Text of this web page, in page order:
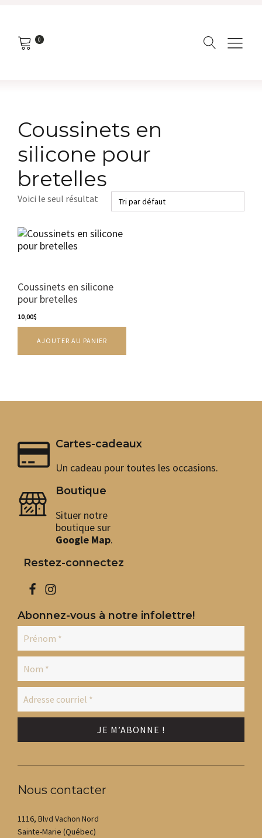
0
Coussinets en
silicone pour
bretelles
Voici le seul résultat
Coussinets en silicone
pour bretelles
10,00$
AJOUTER AU PANIER
Cartes-cadeaux
Un cadeau pour toutes les occasions.
Boutique
Situer notre
boutique sur
Google Map.
Restez-connectez
Abonnez-vous à notre infolettre!
Nous contacter
1116, Blvd Vachon Nord
Sainte-Marie (Québec)